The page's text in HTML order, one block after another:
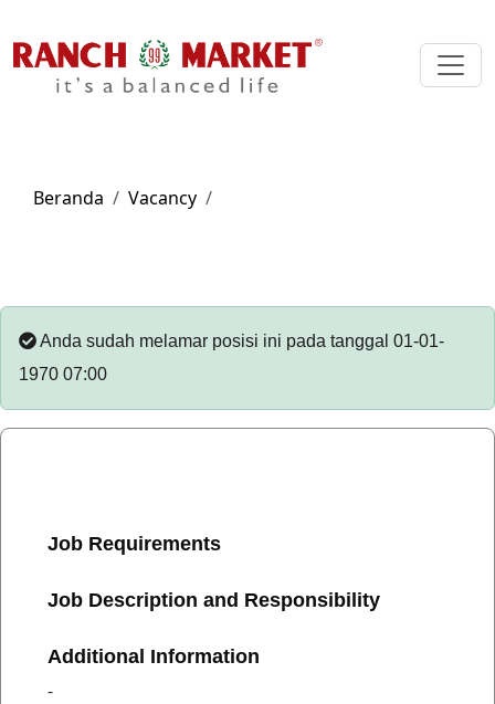
Beranda Vacancy
Anda sudah melamar posisi ini pada tanggal 01-01-
1970 07:00
Job Requirements
Job Description and Responsibility
Additional Information
-